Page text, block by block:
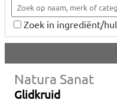
Zoek in ingrediënt/
Natura Sanat
Glidkruid